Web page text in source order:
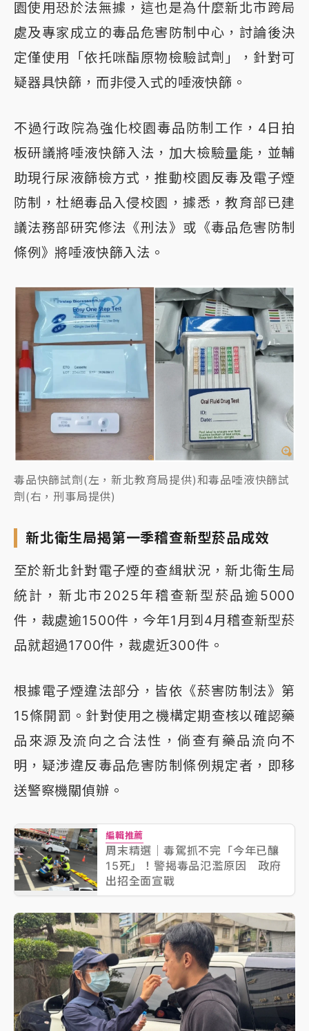
園使用恐於法無據，這也是為什麼新北市跨局
處及專家成立的毒品危害防制中心，討論後決
定僅使用「依托咪酯原物檢驗試劑」，針對可
疑器具快篩，而非侵入式的唾液快篩。
不過行政院為強化校園毒品防制工作，4日拍
板研議將唾液快篩入法，加大檢驗量能，並輔
助現行尿液篩檢方式，推動校園反毒及電子煙
防制，杜絕毒品入侵校園，據悉，教育部已建
議法務部研究修法《刑法》或《毒品危害防制
條例》將唾液快篩入法。
毒品快篩試劑(左，新北教育局提供)和毒品唾液快篩試
劑(右，刑事局提供)
新北衛生局揭第一季稽查新型菸品成效
至於新北針對電子煙的查緝狀況，新北衛生局
統計，新北市2025年稽查新型菸品逾5000
件，裁處逾1500件，今年1月到4月稽查新型菸
品就超過1700件，裁處近300件。
根據電子煙違法部分，皆依《菸害防制法》第
15條開罰。針對使用之機構定期查核以確認藥
品來源及流向之合法性，倘查有藥品流向不
明，疑涉違反毒品危害防制條例規定者，即移
送警察機關偵辦。
編輯推薦
周末精選｜毒駕抓不完「今年已釀
15死」！警揭毒品氾濫原因 政府
出招全面宣戰